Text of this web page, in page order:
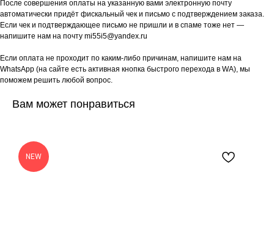
После совершения оплаты на указанную вами электронную почту
автоматически придёт фискальный чек и письмо с подтверждением заказа.
Если чек и подтверждающее письмо не пришли и в спаме тоже нет —
напишите нам на почту mi55i5@yandex.ru
Если оплата не проходит по каким-либо причинам, напишите нам на
WhatsApp (на сайте есть активная кнопка быстрого перехода в WA), мы
поможем решить любой вопрос.
Вам может понравиться
NEW